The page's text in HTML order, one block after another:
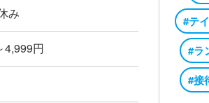
み
円
#テ
#ラ
#接